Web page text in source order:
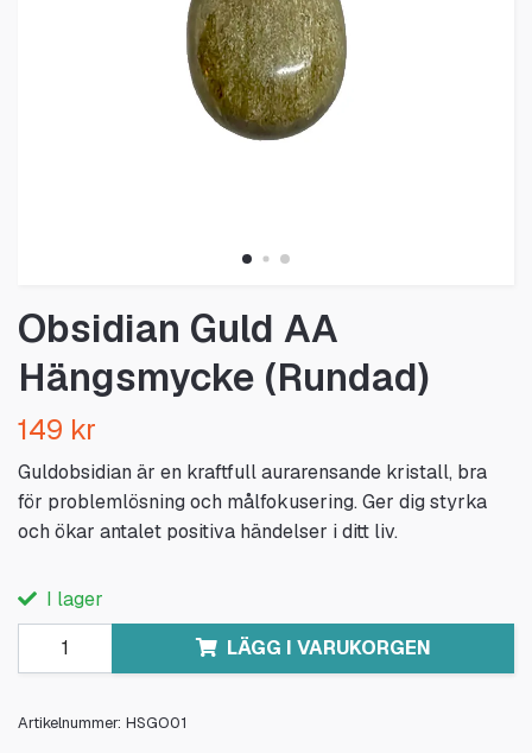
Obsidian Guld AA
Hängsmycke (Rundad)
149 kr
Guldobsidian är en kraftfull aurarensande kristall, bra
för problemlösning och målfokusering. Ger dig styrka
och ökar antalet positiva händelser i ditt liv.
I lager
LÄGG I VARUKORGEN
Artikelnummer: HSGO01